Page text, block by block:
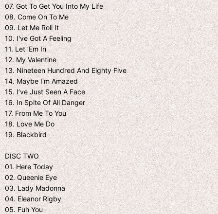
07. Got To Get You Into My Life
08. Come On To Me
09. Let Me Roll It
10. I've Got A Feeling
11. Let ‘Em In
12. My Valentine
13. Nineteen Hundred And Eighty Five
14. Maybe I'm Amazed
15. I’ve Just Seen A Face
16. In Spite Of All Danger
17. From Me To You
18. Love Me Do
19. Blackbird
DISC TWO
01. Here Today
02. Queenie Eye
03. Lady Madonna
04. Eleanor Rigby
05. Fuh You